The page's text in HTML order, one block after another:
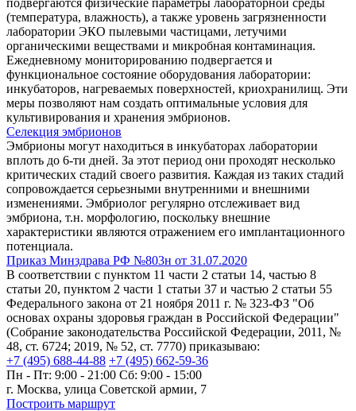
(температура, влажность), а также уровень загрязненности
лаборатории ЭКО пылевыми частицами, летучими
органическими веществами и микробная контаминация.
Ежедневному мониторированию подвергается и
функциональное состояние оборудования лаборатории:
инкубаторов, нагреваемых поверхностей, криохранилищ. Эти
меры позволяют нам создать оптимальные условия для
культивирования и хранения эмбрионов.
Селекция эмбрионов
Эмбрионы могут находиться в инкубаторах лаборатории
вплоть до 6-ти дней. За этот период они проходят несколько
критических стадий своего развития. Каждая из таких стадий
сопровождается серьезными внутренними и внешними
изменениями. Эмбриолог регулярно отслеживает вид
эмбриона, т.н. морфологию, поскольку внешние
характеристики являются отражением его имплантационного
потенциала.
Приказ Минздрава РФ №803н от 31.07.2020
В соответствии с пунктом 11 части 2 статьи 14, частью 8
статьи 20, пунктом 2 части 1 статьи 37 и частью 2 статьи 55
Федерального закона от 21 ноября 2011 г. № 323-ФЗ "Об
основах охраны здоровья граждан в Российской Федерации"
(Собрание законодательства Российской Федерации, 2011, №
48, ст. 6724; 2019, № 52, ст. 7770) приказываю:
+7 (495) 688-44-88 +7 (495) 662-59-36
Пн - Пт: 9:00 - 21:00 Сб: 9:00 - 15:00
г. Москва, улица Советской армии, 7
Построить маршрут